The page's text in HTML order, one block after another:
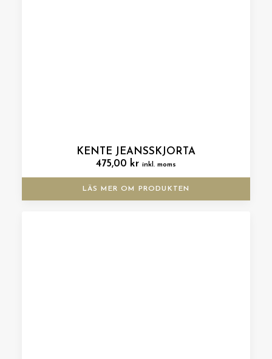
KENTE JEANSSKJORTA
475,00 kr inkl. moms
LÄS MER OM PRODUKTEN